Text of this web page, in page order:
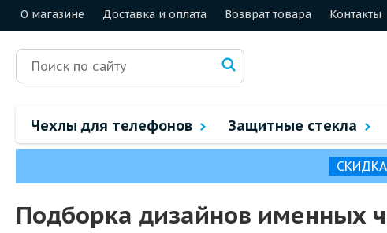
О магазине Доставка и оплата Возврат товара Контакты
Чехлы для телефонов Защитные стекла
СКИДКА
Подборка дизайнов именных